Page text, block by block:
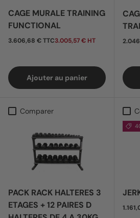
CAGE MURALE TRAINING
FUNCTIONAL
Prix habituel
3.606,68 € TTC3.005,57 € HT
Ajouter au panier
Comparer
PACK RACK HALTERES 3
ETAGES + 12 PAIRES D
Prix